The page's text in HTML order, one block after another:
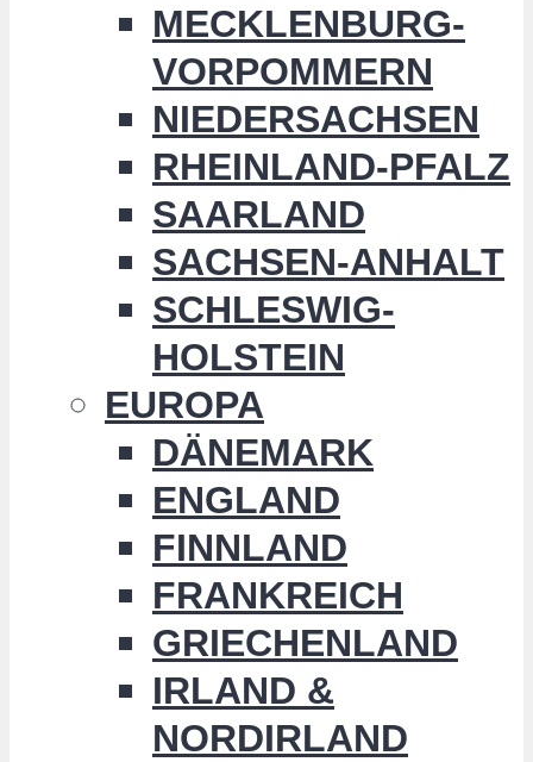
MECKLENBURG-
VORPOMMERN
NIEDERSACHSEN
RHEINLAND-PFALZ
SAARLAND
SACHSEN-ANHALT
SCHLESWIG-
HOLSTEIN
EUROPA
DÄNEMARK
ENGLAND
FINNLAND
FRANKREICH
GRIECHENLAND
IRLAND &
NORDIRLAND